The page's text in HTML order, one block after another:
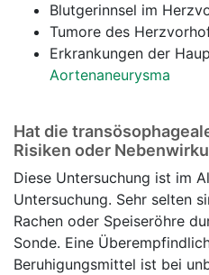
Blutgerinnsel im
Tumore des
Erkrankungen der
Aortenaneurysma
Hat die
Risiken oder
Diese Untersuchung ist im
Untersuchung. Sehr selten
Rachen oder Speiseröhre
Sonde. Eine
Beruhigungsmittel ist bei